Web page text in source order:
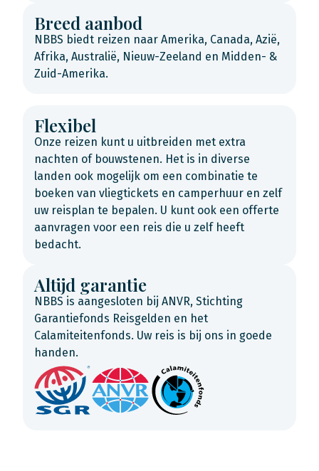
Breed aanbod
NBBS biedt reizen naar Amerika, Canada, Azië,
Afrika, Australië, Nieuw-Zeeland en Midden- &
Zuid-Amerika.
Flexibel
Onze reizen kunt u uitbreiden met extra
nachten of bouwstenen. Het is in diverse
landen ook mogelijk om een combinatie te
boeken van vliegtickets en camperhuur en zelf
uw reisplan te bepalen. U kunt ook een offerte
aanvragen voor een reis die u zelf heeft
bedacht.
Altijd garantie
NBBS is aangesloten bij ANVR, Stichting
Garantiefonds Reisgelden en het
Calamiteitenfonds. Uw reis is bij ons in goede
handen.